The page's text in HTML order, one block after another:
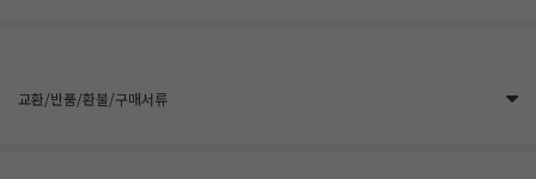
교환/반품/환불/구매서류